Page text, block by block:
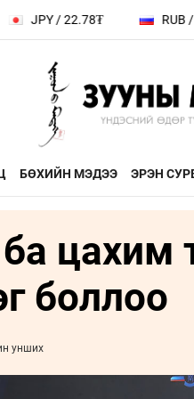
/ 22.78₮ RUB / 44.52₮
БӨХИЙН МЭДЭЭ ЭРЭН
зочин
ДӨРВӨН
ӨӨРЧИЛЬЕ
ФОТО
цахим
боллоо
унших